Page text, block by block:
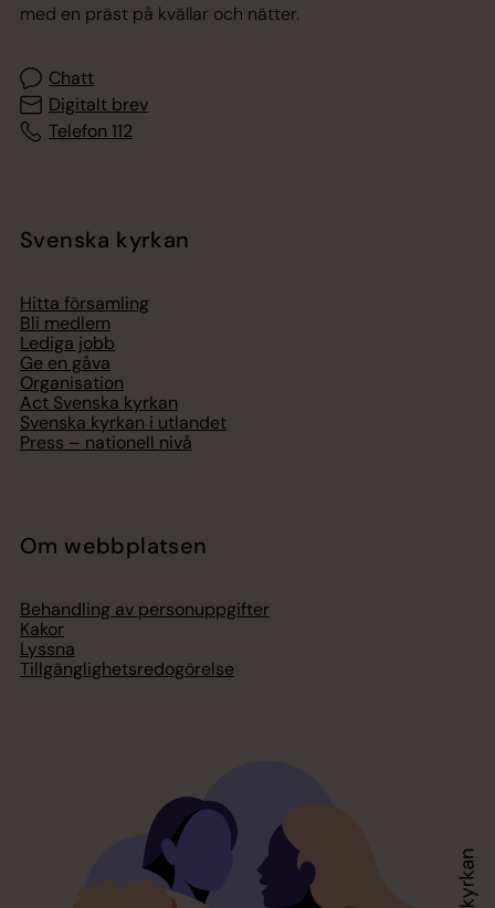
med en präst på kvällar och nätter.
Chatt
Digitalt brev
Telefon 112
Svenska kyrkan
Hitta församling
Bli medlem
Lediga jobb
Ge en gåva
Organisation
Act Svenska kyrkan
Svenska kyrkan i utlandet
Press – nationell nivå
Om webbplatsen
Behandling av personuppgifter
Kakor
Lyssna
Tillgänglighetsredogörelse